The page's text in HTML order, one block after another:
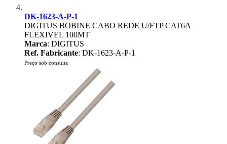
DK-1623-A-P-1
DIGITUS BOBINE CABO REDE U/FTP CAT6A
FLEXIVEL 100MT
Marca: DIGITUS
Ref. Fabricante: DK-1623-A-P-1
Preço sob consulta